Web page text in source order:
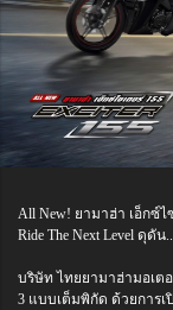
All New! ยามาฮ่า เอ็กซ์ไ
Ride The Next Level ดุดั
บริษัท ไทยยามาฮ่ามอเต
3 แบบเต็มพิกัด ด้วยการเ